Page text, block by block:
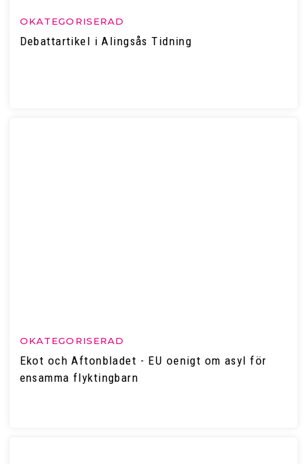
OKATEGORISERAD
Debattartikel i Alingsås Tidning
OKATEGORISERAD
Ekot och Aftonbladet - EU oenigt om asyl för
ensamma flyktingbarn